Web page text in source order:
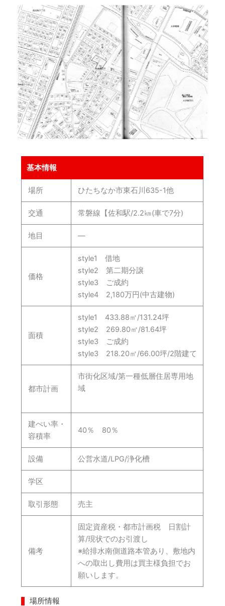
基本情報
場所 ひたちなか市東石川635-1他
交通 常磐線【佐和駅/2.2㎞(車で7分)
地目 ―
価格
style1 借地
style2 第二期分譲
style3 ご成約
style4 2,180万円(中古建物)
面積
style1 433.88㎡/131.24坪
style2 269.80㎡/81.64坪
style3 ご成約
style3 218.20㎡/66.00坪/2階建て
都市計画
市街化区域/第一種低層住居専用地
域
建ぺい率・
容積率
40％ 80％
設備 公営水道/LPG/浄化槽
学区
取引形態 売主
備考
固定資産税・都市計画税 日割計
算/現状でのお引渡し
※給排水南側道路本管あり、敷地内
への取出し費用は買主様負担でお
願いします。
場所情報